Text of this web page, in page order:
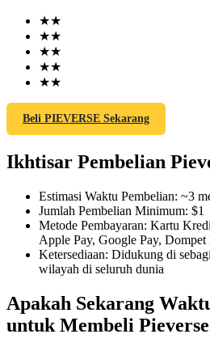
Mata Uang Kripto Berjangka
TradFi
Derivatif saham, forex, logam
★★
★★
★★
★★
★★
Beli PIEVERSE Sekarang
Ikhtisar Pembelian
Estimasi Waktu Pembelian: ~3
Jumlah Pembelian Minimum: $1
Metode Pembayaran: Kartu
Apple Pay, Google Pay,
Ketersediaan: Didukung di
wilayah di seluruh dunia
Apakah Sekarang
untuk Membeli Pieverse